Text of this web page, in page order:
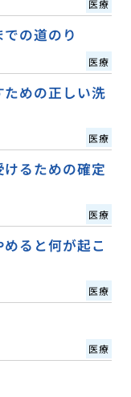
医療
の道のり
医療
めの正しい洗
医療
るための確定
医療
ると何が起こ
医療
医療